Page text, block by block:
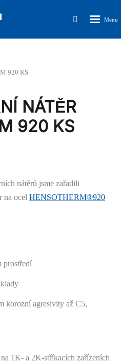
Vyhledávání
920 KS
NÁTĚR
920 KS
nátěrů jsme zařadili
na ocel HENSOTHERM®920
prostředí
korozní agresivity až C5,
1K- a 2K-stříkacích zařízeních